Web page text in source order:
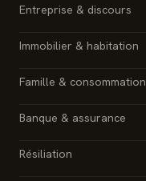
Entreprise & discours
Immobilier & habitation
Famille & consommation
Banque & assurance
Résiliation